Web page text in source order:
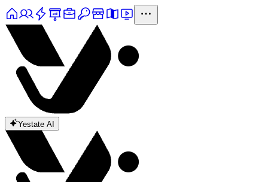
Yestate AI